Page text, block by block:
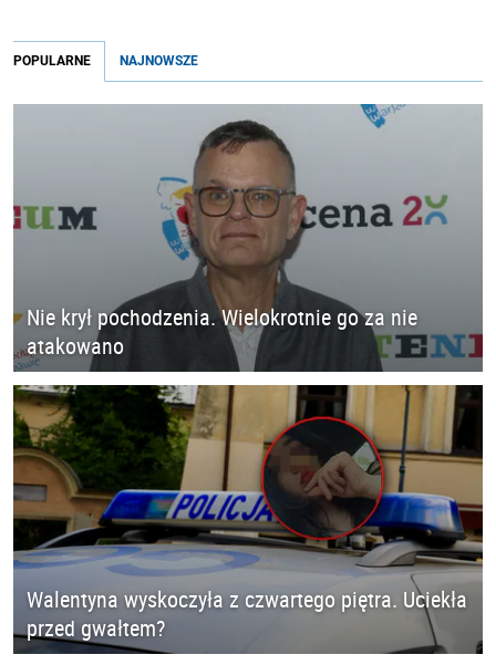
POPULARNE NAJNOWSZE
Nie krył pochodzenia. Wielokrotnie go za nie
atakowano
Walentyna wyskoczyła z czwartego piętra. Uciekła
przed gwałtem?